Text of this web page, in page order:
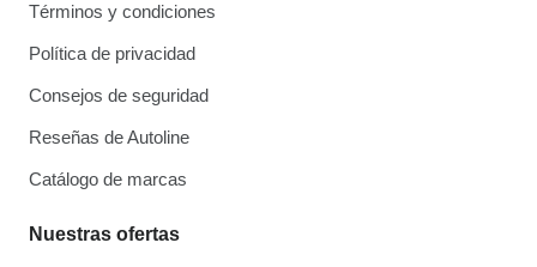
Términos y condiciones
Política de privacidad
Consejos de seguridad
Reseñas de Autoline
Catálogo de marcas
Nuestras ofertas